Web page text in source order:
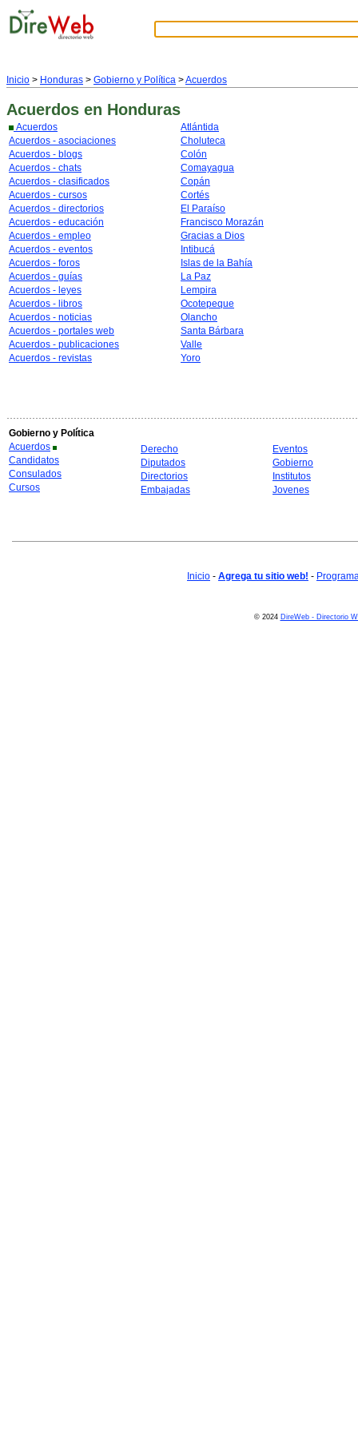
Inicio > Honduras > Gobierno y Política >Acuerdos
Acuerdos en Honduras
Acuerdos
Acuerdos - asociaciones
Acuerdos - blogs
Acuerdos - chats
Acuerdos - clasificados
Acuerdos - cursos
Acuerdos - directorios
Acuerdos - educación
Acuerdos - empleo
Acuerdos - eventos
Acuerdos - foros
Acuerdos - guías
Acuerdos - leyes
Acuerdos - libros
Acuerdos - noticias
Acuerdos - portales web
Acuerdos - publicaciones
Acuerdos - revistas
Atlántida
Choluteca
Colón
Comayagua
Copán
Cortés
El Paraíso
Francisco Morazán
Gracias a Dios
Intibucá
Islas de la Bahía
La Paz
Lempira
Ocotepeque
Olancho
Santa Bárbara
Valle
Yoro
Gobierno y Política
Acuerdos
Candidatos
Consulados
Cursos
Derecho
Diputados
Directorios
Embajadas
Eventos
Gobierno
Institutos
Jovenes
Inicio - Agrega tu sitio web! -
© 2024 DireWeb - Directorio